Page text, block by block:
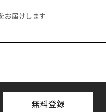
お届けします
無料登録